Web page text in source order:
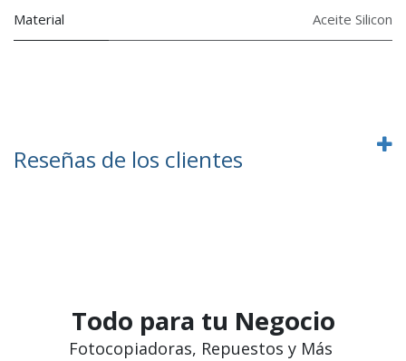
Material Aceite Silicon
Reseñas de los clientes
Todo para tu Negocio
Fotocopiadoras, Repuestos y Más